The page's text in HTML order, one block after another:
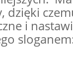
dzięki
i